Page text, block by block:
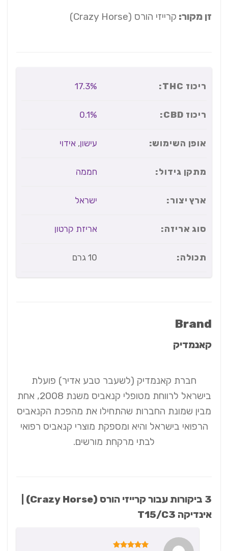
זן מקור:קרייזי הורס (Crazy Horse)
ריכוז THC: 17.3%
ריכוז CBD: 0.1%
אופן השימוש: עישון,אידוי
מתקן גידול: חממה
ארץ יצור: ישראל
סוג אריזה: אריזת קרטון
תכולה: 10 גרם
Brand
קאנמדיק
חברת קאנמדיק (לשעבר טבע אדיר) פועלת
בישראל לרווחת מטופלי קנאביס משנת 2008, אחת
מבין שמונת החברות שהתחילו את מהפכת הקנאביס
הרפואי בישראל והיא ומספקת מוצרי קנאביס רפואי
לבתי מרקחת מורשים.
קרייזי הורס (Crazy Horse) |
אינדיקה T15/C3